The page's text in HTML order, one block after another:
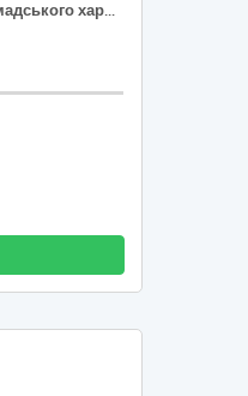
Обладнання для закладів громадського харчування